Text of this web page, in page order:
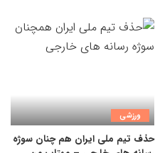
ورزشی
حذف تیم ملی ایران هم چنان سوژه